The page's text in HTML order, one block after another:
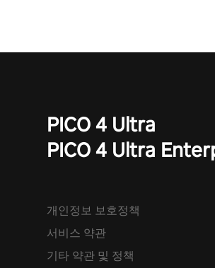
PICO 4 Ultra
PICO 4 Ultra
개인정보 보호정책
서비스 약관
기타 약관 및 정책